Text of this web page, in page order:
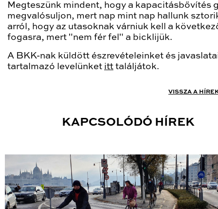
Megteszünk mindent, hogy a kapacitásbővítés
megvalósuljon, mert nap mint nap hallunk
arról, hogy az utasoknak várniuk kell a
fogasra, mert "nem fér fel" a bicklijük.
A BKK-nak küldött észrevételeinket és
tartalmazó levelünket itt találjátok.
VISSZA A
KAPCSOLÓDÓ HÍREK